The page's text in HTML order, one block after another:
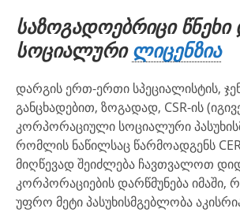
საზოგადოებრიცი წნეხი
სოციალური ლიცენზია
დარგის ერთ-ერთი სპეციალისტის,
განცხადებით, ზოგადად, CSR-ის
კორპორაციული სოციალური
რომლის ნაწილსაც წარმოადგენს
მიღწევად შეიძლება ჩავთვალოთ
კორპორაციების დარწმუნება იმაში,
უფრო მეტი პასუხისმგებლობა